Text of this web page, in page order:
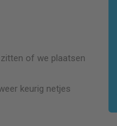
of we plaatsen
keurig netjes